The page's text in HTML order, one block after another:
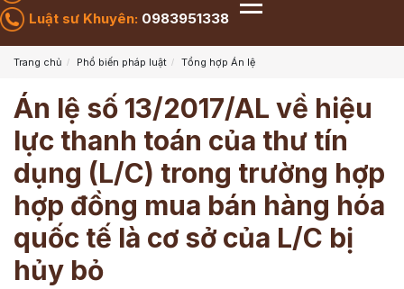
Luật sư Khuyên: 0983951338
Trang chủ Phổ biến pháp luật Tổng hợp Án lệ
Án lệ số 13/2017/AL về hiệu
lực thanh toán của thư tín
dụng (L/C) trong trường hợp
hợp đồng mua bán hàng hóa
quốc tế là cơ sở của L/C bị
hủy bỏ